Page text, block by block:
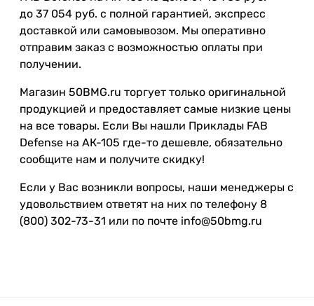
до 37 054 руб. с полной гарантией, экспресс
доставкой или самовывозом. Мы оперативно
отправим заказ с возможностью оплаты при
получении.
Магазин 50BMG.ru торгует только оригинальной
продукцией и предоставляет самые низкие цены
на все товары. Если Вы нашли Приклады FAB
Defense на АК-105 где-то дешевле, обязательно
сообщите нам и получите скидку!
Если у Вас возникли вопросы, наши менеджеры с
удовольствием ответят на них по телефону 8
(800) 302-73-31 или по почте info@50bmg.ru